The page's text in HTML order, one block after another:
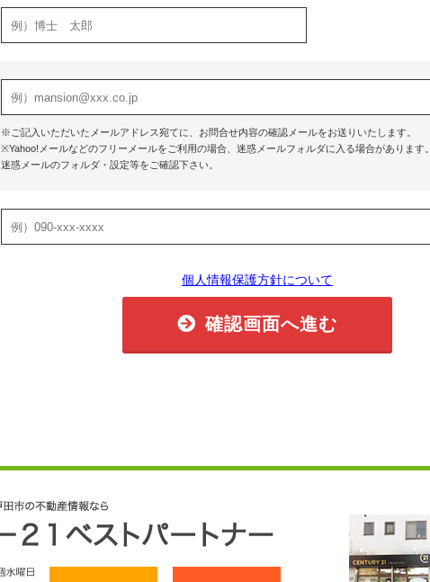
※ご記入いただいたメールアドレス宛てに、お問合せ内容の確認メールをお送りいたします。
※Yahoo!メールなどのフリーメールをご利用の場合、迷惑メールフォルダに入る場合があります。
迷惑メールのフォルダ・設定等をご確認下さい。
個人情報保護方針について
確認画面へ進む